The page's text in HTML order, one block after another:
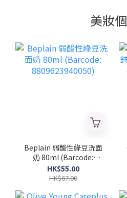
美妝
Beplain 弱酸性綠豆洗面
奶 80ml (Barcode:
8809623940050)
HK$55.00
HK$67.00